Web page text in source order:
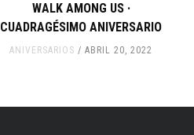
WALK AMONG US ·
CUADRAGÉSIMO ANIVERSARIO
ANIVERSARIOS ABRIL 20, 2022